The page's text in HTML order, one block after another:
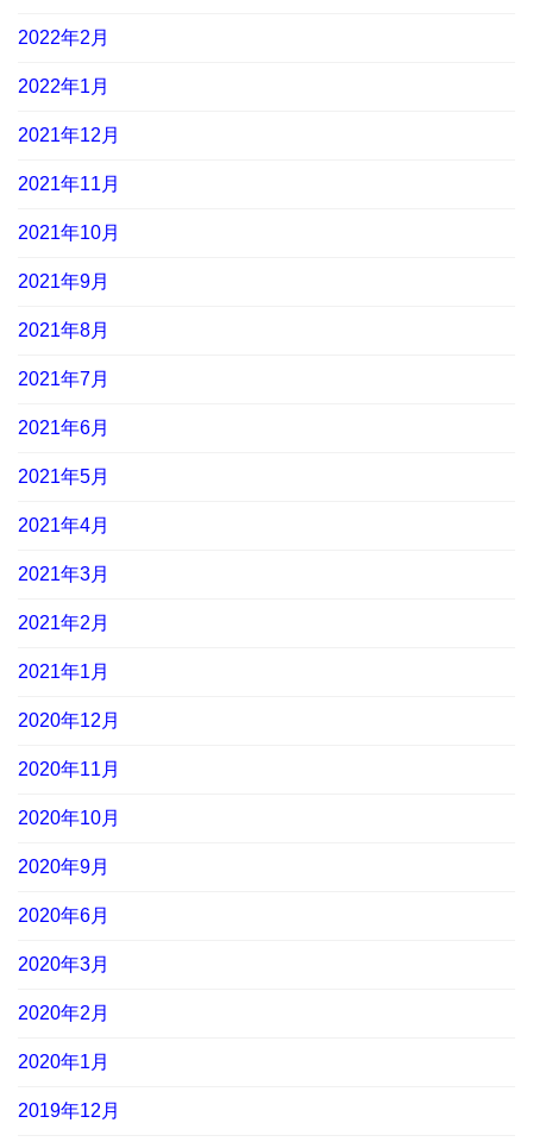
2022年2月
2022年1月
2021年12月
2021年11月
2021年10月
2021年9月
2021年8月
2021年7月
2021年6月
2021年5月
2021年4月
2021年3月
2021年2月
2021年1月
2020年12月
2020年11月
2020年10月
2020年9月
2020年6月
2020年3月
2020年2月
2020年1月
2019年12月